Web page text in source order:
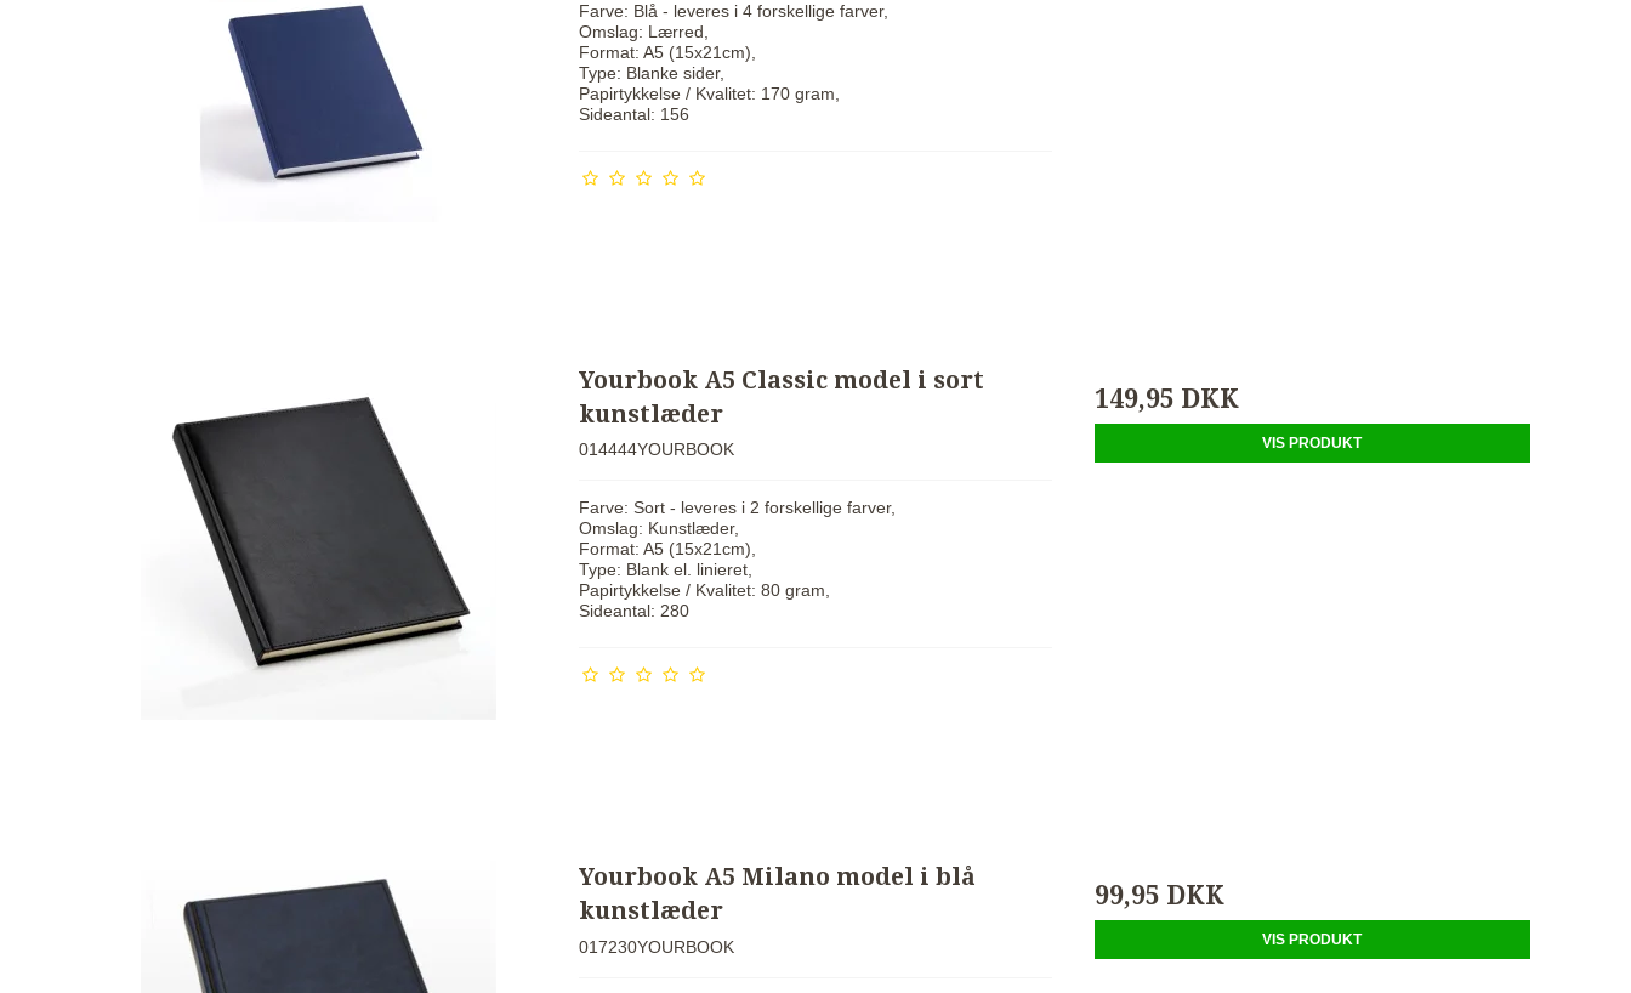
Farve: Blå - leveres i 4 forskellige farver,
Omslag: Lærred,
Format: A5 (15x21cm),
Type: Blanke sider,
Papirtykkelse / Kvalitet: 170 gram,
Sideantal: 156
Yourbook A5 Classic model i sort
kunstlæder
014444YOURBOOK
Farve: Sort - leveres i 2 forskellige farver,
Omslag: Kunstlæder,
Format: A5 (15x21cm),
Type: Blank el. linieret,
Papirtykkelse / Kvalitet: 80 gram,
Sideantal: 280
149,95 DKK
VIS PRODUKT
Yourbook A5 Milano model i blå
kunstlæder
017230YOURBOOK
99,95 DKK
VIS PRODUKT